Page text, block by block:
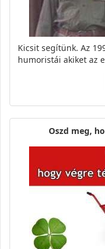
Kicsit segítünk. Az
humoristái akiket az
Oszd meg,